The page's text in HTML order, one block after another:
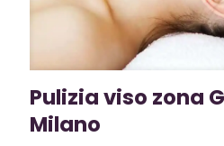
Pulizia viso zona
Milano